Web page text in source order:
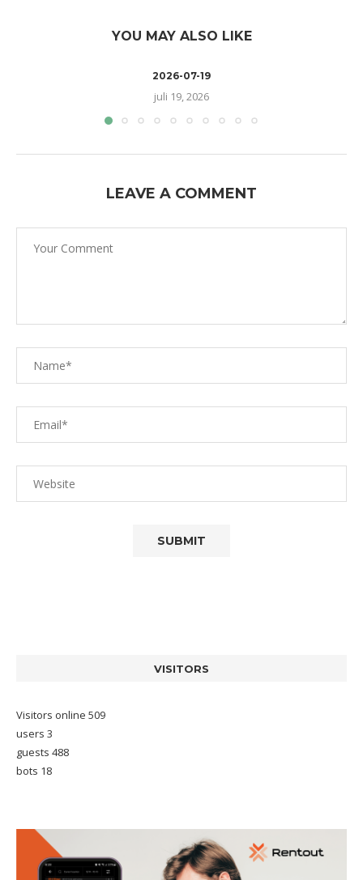
YOU MAY ALSO LIKE
2026-07-19
juli 19, 2026
LEAVE A COMMENT
VISITORS
Visitors online 509
users 3
guests 488
bots 18